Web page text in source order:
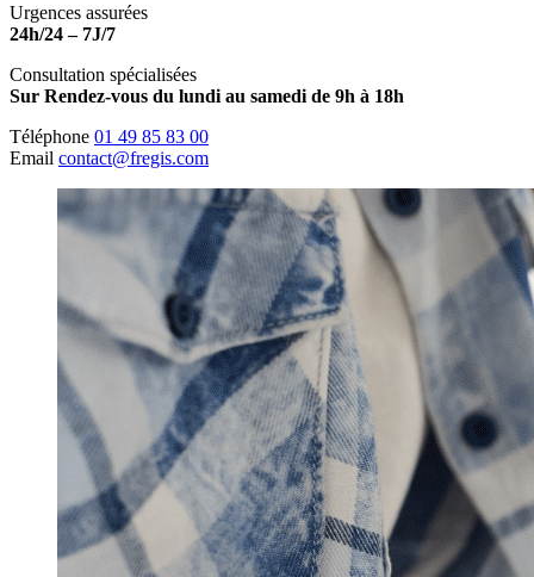
Urgences assurées
24h/24 – 7J/7
Consultation spécialisées
Sur Rendez-vous du lundi au samedi de 9h à 18h
Téléphone 01 49 85 83 00
Email contact@fregis.com